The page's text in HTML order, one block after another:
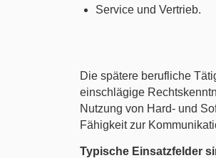
Service und Vertrieb.
Die spätere berufliche
einschlägige
Nutzung von Hard- und
Fähigkeit zur
Typische Einsatzfelder